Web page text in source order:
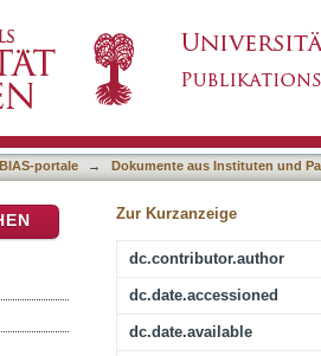
in 1 Kön 1–11
portale → Dokumente aus Instituten und
Zur Kurzanzeige
dc.contributor.author
dc.date.accessioned
dc.date.available